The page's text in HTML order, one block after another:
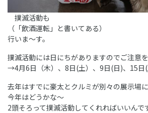
撲滅活動も
（「飲酒運転」と書いてある）
行いま～す。
撲滅活動には日にちがありますのでご注意を
→4月6日（木）、8日(土）、9日(日)、15
去年はすでに豪太とクルミが別々の展示場
今年はどうかな～
2頭そろって撲滅活動してくれればいいんで